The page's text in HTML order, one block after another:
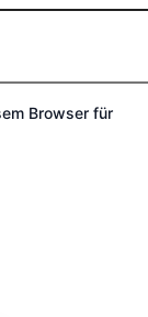
Browser für